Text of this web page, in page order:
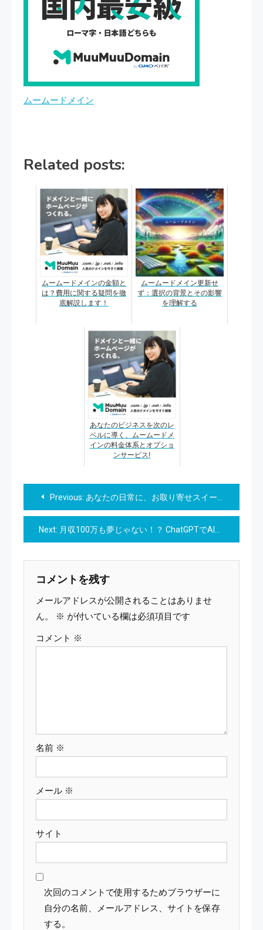
ムームードメイン
Related posts:
ムームードメインの金額と
は？費用に関する疑問を徹
底解説します！
ムームードメイン更新せ
ず：選択の背景とその影響
を理解する
あなたのビジネスを次のレ
ベルに導く、ムームードメ
インの料金体系とオプショ
ンサービス!
投
稿
ナ
ビ
ゲ
ー
シ
Previous: あなたの日常に、お取り寄せスイーツで、幸せのひと時を
Next: 月収100万も夢じゃない！？ ChatGPTでAI副業をするならこれ一択！
コメントを残す
メールアドレスが公開されることはありませ
ん。
※ が付いている欄は必須項目です
コメント ※
名前 ※
メール ※
サイト
次回のコメントで使用するためブラウザーに
自分の名前、メールアドレス、サイトを保存
する。